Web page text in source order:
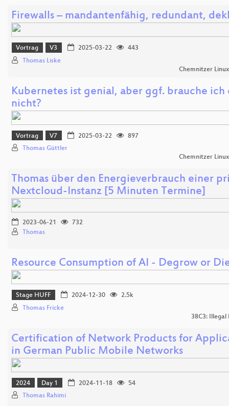
Firewalls – mandantenfähig, redundant,
Vortrag V3 2025-03-22
443
Thomas Liske
Chemnitzer
Kubernetes ist genial, aber ggf. brauche ich
nicht?
Vortrag V7 2025-03-22
897
Thomas Güttler
Chemnitzer
Thomas über den Energieverbrauch einer
Nextcloud-Instanz [5 Minuten Termine]
2023-06-21
732
Thomas
Resource Consumption of AI - Degrow or
Stage HUFF 2024-12-30
2.5k
Thomas Fricke
38C3: Illegal
Certification of Network Products for
in German Public Mobile Networks
2024 Day 1 2024-11-18
54
Thomas Rahimi